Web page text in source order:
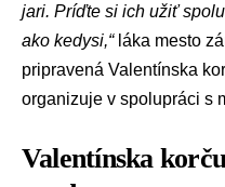
jari. Príďte si ich užiť
ako kedysi,“láka mesto
pripravená Valentínska
organizuje v spolupráci s
Valentínska